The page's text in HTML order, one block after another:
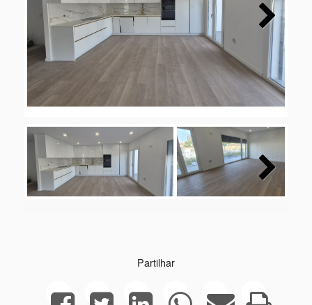
Next
Next
Partilhar